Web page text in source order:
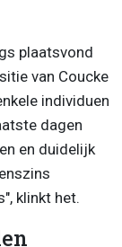
plaatsvond
van Coucke
individuen
dagen
en duidelijk
klinkt het.